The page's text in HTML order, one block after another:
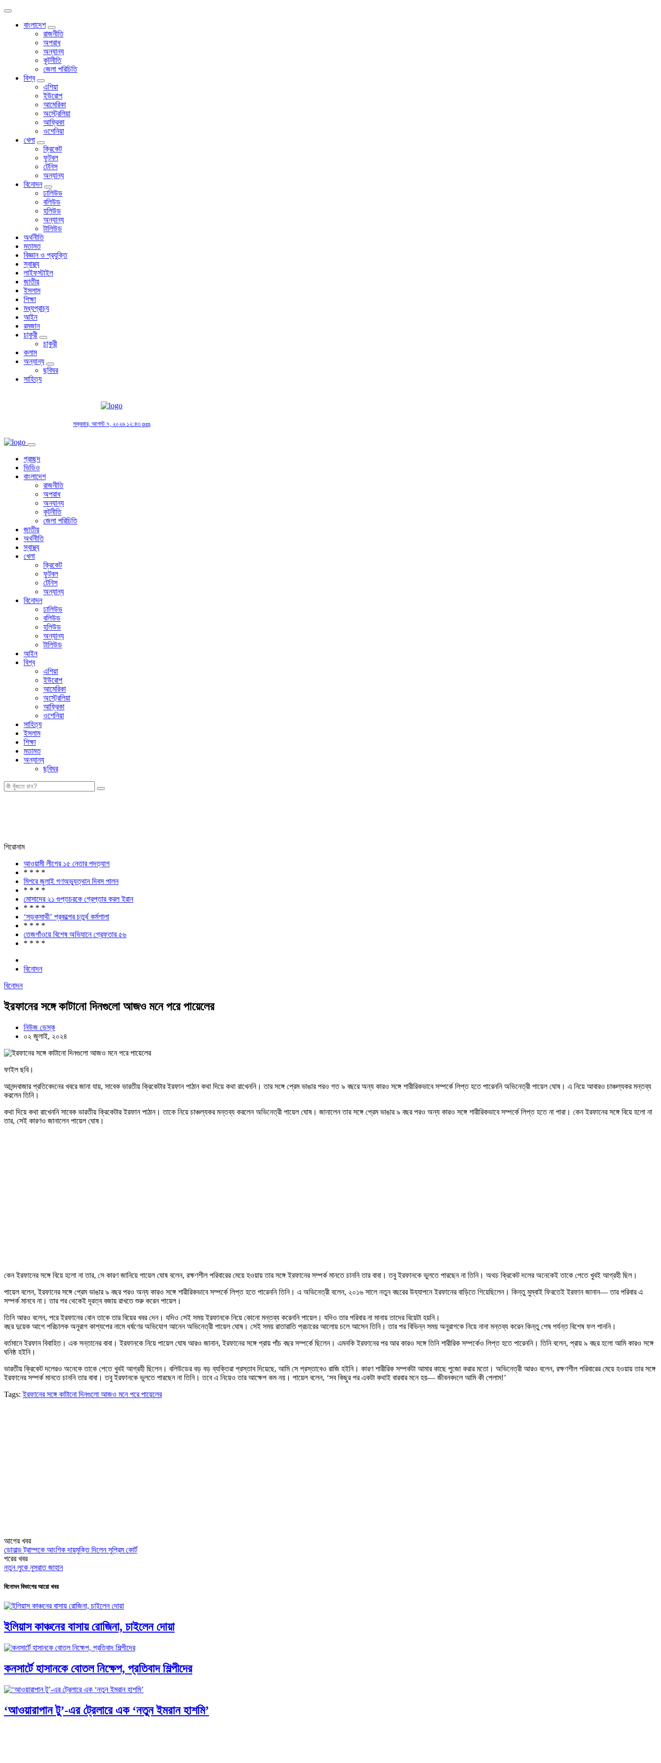
বাংলাদেশ
রাজনীতি
অপরাধ
অন্যান্য
কূটনীতি
জেলা পরিচিতি
বিশ্ব
এশিয়া
ইউরোপ
আমেরিকা
অস্ট্রেলিয়া
আফ্রিকা
ওশেনিয়া
খেলা
ক্রিকেট
ফুটবল
টেনিস
অন্যান্য
বিনোদন
ঢালিউড
বলিউড
হলিউড
অন্যান্য
টালিউড
অর্থনীতি
মতামত
বিজ্ঞান ও প্রযুক্তি
স্বাস্থ্য
লাইফস্টাইল
জাতীয়
ইসলাম
শিক্ষা
মধ্যপ্রাচ্য
আইন
রমজান
চাকুরী
চাকুরী
কলাম
অন্যান্য
ছবিঘর
সাহিত্য
শুক্রবার, আগস্ট ৭, ২০২৬ ১২:৪৩ pm
প্রচ্ছদ
ভিডিও
বাংলাদেশ
রাজনীতি
অপরাধ
অন্যান্য
কূটনীতি
জেলা পরিচিতি
জাতীয়
অর্থনীতি
স্বাস্থ্য
খেলা
ক্রিকেট
ফুটবল
টেনিস
অন্যান্য
বিনোদন
ঢালিউড
বলিউড
হলিউড
অন্যান্য
টালিউড
আইন
বিশ্ব
এশিয়া
ইউরোপ
আমেরিকা
অস্ট্রেলিয়া
আফ্রিকা
ওশেনিয়া
সাহিত্য
ইসলাম
শিক্ষা
মতামত
অন্যান্য
ছবিঘর
শিরোনাম
আওয়ামী লীগের ১৫ নেতার পদত্যাগ
* * * *
মিশরে জুলাই গণঅভ্যুত্থান দিবস পালন
* * * *
মোসাদের ২১ গুপ্তচরকে গ্রেপ্তার করল ইরান
* * * *
‘সড়কসাথী’ প্রকল্পের চতুর্থ কর্মশালা
* * * *
তেজগাঁওয়ে বিশেষ অভিযানে গ্রেফতার ৫৬
* * * *
বিনোদন
বিনোদন
ইরফানের সঙ্গে কাটানো দিনগুলো আজও মনে পরে পায়েলের
নিউজ ডেস্ক
০২ জুলাই, ২০২৪
ফাইল ছবি।
আনন্দবাজার প্রতিবেদনের খবরে জানা যায়, সাবেক ভারতীয় ক্রিকেটার ইরফান পাঠান কথা দিয়ে কথা রাখেননি। তার সঙ্গে প্রেম ভাঙার পরও গত ৯ বছরে অন্য কারও সঙ্গে শারীরিকভাবে সম্পর্কে লিপ্ত হতে পারেননি অভিনেত্রী পায়েল ঘোষ। এ নিয়ে আবারও চাঞ্চল্যকর মন্তব্য
করলেন তিনি।
কথা দিয়ে কথা রাখেননি সাবেক ভারতীয় ক্রিকেটার ইরফান পাঠান। তাকে নিয়ে চাঞ্চল্যকর মন্তব্য করলেন অভিনেত্রী পায়েল ঘোষ। জানালেন তার সঙ্গে প্রেম ভাঙার ৯ বছর পরও অন্য কারও সঙ্গে শারীরিকভাবে সম্পর্কে লিপ্ত হতে না পারা। কেন ইরফানের সঙ্গে বিয়ে হলো না
তার, সেই কারণও জানালেন পায়েল ঘোষ।
কেন ইরফানের সঙ্গে বিয়ে হলো না তার, সে কারণ জানিয়ে পায়েল ঘোষ বলেন, রক্ষণশীল পরিবারের মেয়ে হওয়ায় তার সঙ্গে ইরফানের সম্পর্ক মানতে চাননি তার বাবা। তবু ইরফানকে ভুলতে পারছেন না তিনি। অথচ ক্রিকেট দলের অনেকেই তাকে পেতে খুবই আগ্রহী ছিল।
পায়েল বলেন, ইরফানের সঙ্গে প্রেম ভাঙার ৯ বছর পরও অন্য কারও সঙ্গে শারীরিকভাবে সম্পর্কে লিপ্ত হতে পারেননি তিনি। এ অভিনেত্রী বলেন, ২০১৬ সালে নতুন বছরের উয্যাপনে ইরফানের বাড়িতে গিয়েছিলেন। কিন্তু মুম্বাই ফিরতেই ইরফান জানান— তার পরিবার এ
সম্পর্ক মানবে না। তার পর থেকেই দূরত্ব বজায় রাখতে শুরু করেন পায়েল।
তিনি আরও বলেন, পরে ইরফানের বোন তাকে তার বিয়ের খবর দেন। যদিও সেই সময় ইরফানকে নিয়ে কোনো মন্তব্য করেননি পায়েল। যদিও তার পরিবার না মানায় তাদের বিয়েটা হয়নি।
বছর দুয়েক আগে পরিচালক অনুরাগ কাশ্যপের নামে ধর্ষণের অভিযোগ আনেন অভিনেত্রী পায়েল ঘোষ। সেই সময় রাতারাতি প্রচারের আলোয় চলে আসেন তিনি। তার পর বিভিন্ন সময় অনুরাগকে নিয়ে নানা মন্তব্য করেন কিন্তু শেষ পর্যন্ত বিশেষ ফল পাননি।
বর্তমানে ইরফান বিবাহিত। এক সন্তানের বাবা। ইরফানকে নিয়ে পায়েল ঘোষ আরও জানান, ইরফানের সঙ্গে প্রায় পাঁচ বছর সম্পর্কে ছিলেন। এমনকি ইরফানের পর আর কারও সঙ্গে তিনি শারীরিক সম্পর্কেও লিপ্ত হতে পারেননি। তিনি বলেন, প্রায় ৯ বছর হলো আমি কারও সঙ্গে
ঘনিষ্ঠ হইনি।
ভারতীয় ক্রিকেট দলেরও অনেকে তাকে পেতে খুবই আগ্রহী ছিলেন। বলিউডের বড় বড় ব্যক্তিরা প্রস্তাব দিয়েছে, আমি সে প্রস্তাবেও রাজি হইনি। কারণ শারীরিক সম্পর্কটা আমার কাছে পুজো করার মতো। অভিনেত্রী আরও বলেন, রক্ষণশীল পরিবারের মেয়ে হওয়ায় তার সঙ্গে
ইরফানের সম্পর্ক মানতে চাননি তার বাবা। তবু ইরফানকে ভুলতে পারছেন না তিনি। তবে এ নিয়েও তার আক্ষেপ কম নয়। পায়েল বলেন, ‘সব কিছুর পর একটা কথাই বারবার মনে হয়— জীবনবদলে আমি কী পেলাম!’
Tags: ইরফানের সঙ্গে কাটানো দিনগুলো আজও মনে পরে পায়েলের
আগের খবর
ডোনাল্ড ট্রাম্পকে আংশিক দায়মুক্তি দিলেন সুপ্রিম কোর্ট
পরের খবর
নতুন লুকে নুসরাত জাহান
বিনোদন বিভাগের আরো খবর
ইলিয়াস কাঞ্চনের বাসায় রোজিনা, চাইলেন দোয়া
কনসার্টে হাসানকে বোতল নিক্ষেপ, প্রতিবাদ শিল্পীদের
‘আওয়ারাপান টু’-এর ট্রেলারে এক ‘নতুন ইমরান হাশমি’